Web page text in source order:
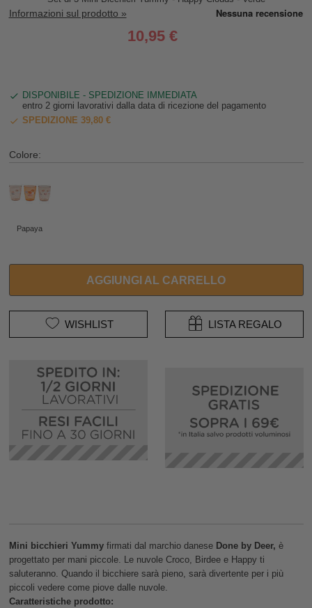
Informazioni sul prodotto »
10,95 €
DISPONIBILE - SPEDIZIONE IMMEDIATA
entro 2 giorni lavorativi dalla data di ricezione del pagamento
SPEDIZIONE 39,80 €
Colore:
Papaya
AGGIUNGI AL CARRELLO
WISHLIST LISTA REGALO
Mini bicchieri Yummyfirmati dal marchio danese Done by Deer, è
progettato per mani piccole. Le nuvole Croco, Birdee e Happy ti
saluteranno. Quando il bicchiere sarà pieno, sarà divertente per i più
piccoli vedere come piove dalle nuvole.
Caratteristiche prodotto: